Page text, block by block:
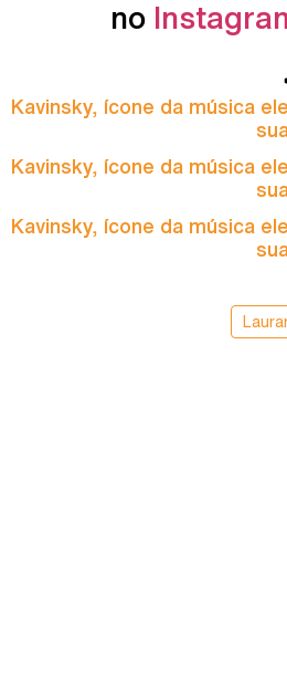
no
Kavinsky, ícone da música
Kavinsky, ícone da música
Kavinsky, ícone da música